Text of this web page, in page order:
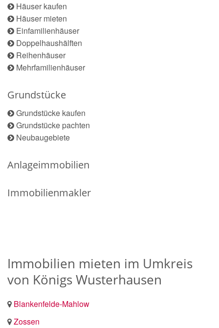
Häuser kaufen
Häuser mieten
Einfamilienhäuser
Doppelhaushälften
Reihenhäuser
Mehrfamilienhäuser
Grundstücke
Grundstücke kaufen
Grundstücke pachten
Neubaugebiete
Anlageimmobilien
Immobilienmakler
Immobilien mieten im Umkreis
von Königs Wusterhausen
Blankenfelde-Mahlow
Zossen